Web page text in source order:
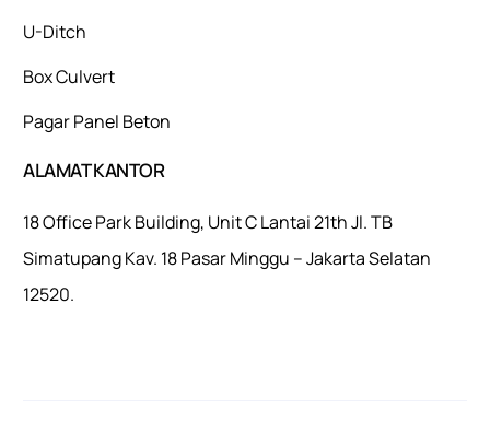
U-Ditch
Box Culvert
Pagar Panel Beton
ALAMAT KANTOR
18 Office Park Building, Unit C Lantai 21th Jl. TB
Simatupang Kav. 18 Pasar Minggu – Jakarta Selatan
12520.